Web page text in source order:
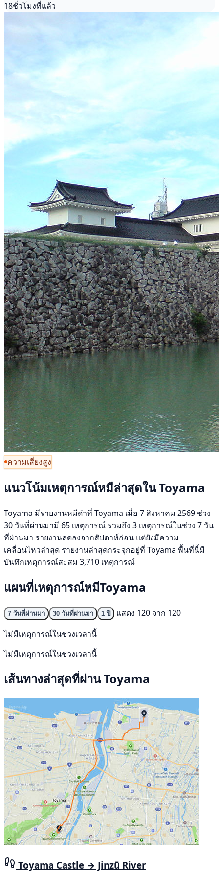
18ชั่วโมงที่แล้ว
ความเสี่ยงสูง
แนวโน้มเหตุการณ์หมีล่าสุดใน Toyama
Toyama มีรายงานหมีดำที่ Toyama เมื่อ 7 สิงหาคม 2569 ช่วง
30 วันที่ผ่านมามี 65 เหตุการณ์ รวมถึง 3 เหตุการณ์ในช่วง 7 วัน
ที่ผ่านมา รายงานลดลงจากสัปดาห์ก่อน แต่ยังมีความ
เคลื่อนไหวล่าสุด รายงานล่าสุดกระจุกอยู่ที่ Toyama พื้นที่นี้มี
บันทึกเหตุการณ์สะสม 3,710 เหตุการณ์
แผนที่เหตุการณ์หมีToyama
7 วันที่ผ่านมา 30 วันที่ผ่านมา 1 ปี
แสดง 120 จาก 120
ไม่มีเหตุการณ์ในช่วงเวลานี้
ไม่มีเหตุการณ์ในช่วงเวลานี้
เส้นทางล่าสุดที่ผ่าน Toyama
Toyama Castle → Jinzū River